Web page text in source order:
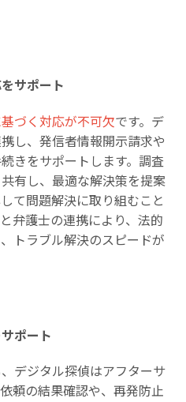
サポート
づく対応が不可欠です。デ
し、発信者情報開示請求や
きをサポートします。調査
有し、最適な解決策を提案
て問題解決に取り組むこと
弁護士の連携により、法的
トラブル解決のスピードが
ポート
デジタル探偵はアフターサ
頼の結果確認や、再発防止